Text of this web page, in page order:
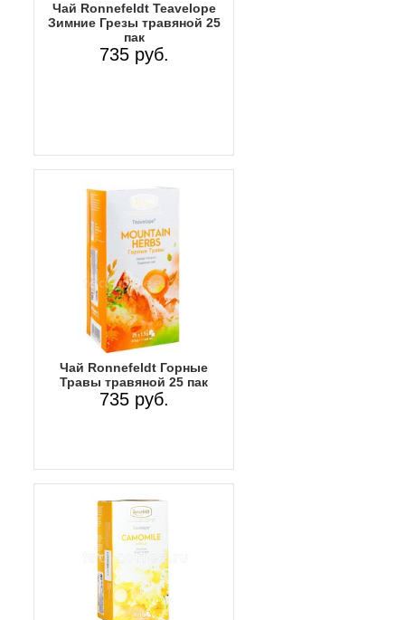
Чай Ronnefeldt Teavelope
Зимние Грезы травяной 25
пак
735 руб.
Чай Ronnefeldt Горные
Травы травяной 25 пак
735 руб.